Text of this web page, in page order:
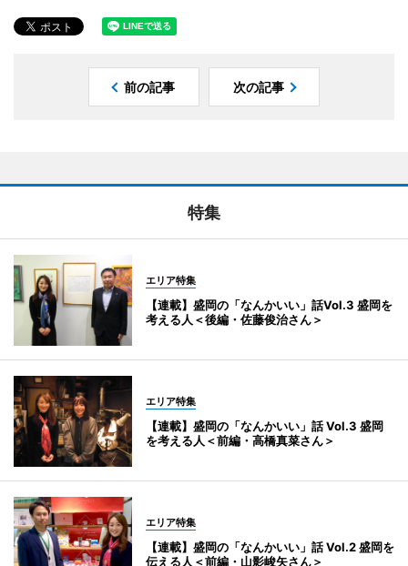
前の記事 次の記事
特集
エリア特集
【連載】盛岡の「なんかいい」話Vol.3 盛岡を
考える人＜後編・佐藤俊治さん＞
エリア特集
【連載】盛岡の「なんかいい」話 Vol.3 盛岡
を考える人＜前編・高橋真菜さん＞
エリア特集
【連載】盛岡の「なんかいい」話 Vol.2 盛岡を
伝える人＜前編・山影峻矢さん＞